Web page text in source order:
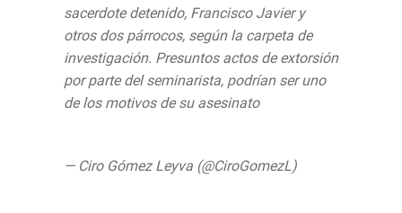
sacerdote detenido, Francisco Javier y
otros dos párrocos, según la carpeta de
investigación. Presuntos actos de extorsión
por parte del seminarista, podrían ser uno
de los motivos de su asesinato
— Ciro Gómez Leyva (@CiroGomezL)